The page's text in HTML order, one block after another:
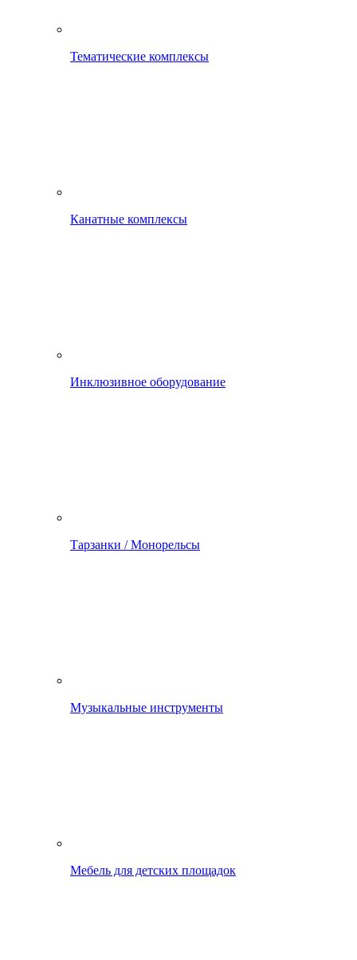
Тематические комплексы
Канатные комплексы
Инклюзивное оборудование
Тарзанки / Монорельсы
Музыкальные инструменты
Мебель для детских площадок